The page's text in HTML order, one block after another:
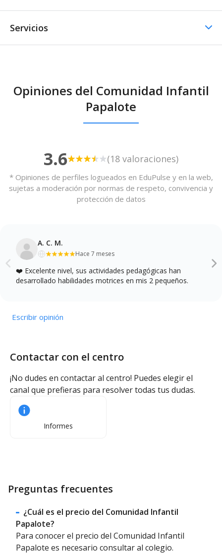
Servicios
Comedor / Cafetería -
Opiniones del Comunidad Infantil
Papalote
3.6 (18 valoraciones)
* Opiniones de perfiles logueados en EduPulse y en la web,
sujetas a moderación por normas de respeto, convivencia y
protección de datos
A. C. M.
Hace 7 meses
❤️ Excelente nivel, sus actividades pedagógicas han
desarrollado habilidades motrices en mis 2 pequeños.
Escribir opinión
Contactar con el centro
¡No dudes en contactar al centro! Puedes elegir el
canal que prefieras para resolver todas tus dudas.
Informes
Preguntas frecuentes
¿Cuál es el precio del Comunidad Infantil
Papalote?
Para conocer el precio del Comunidad Infantil
Papalote es necesario consultar al colegio.